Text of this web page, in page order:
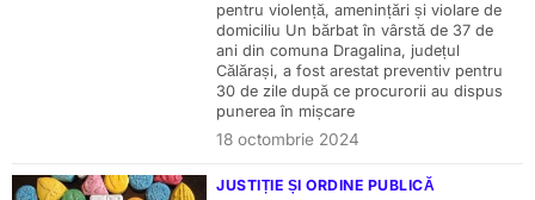
pentru violență, amenințări și violare de
domiciliu Un bărbat în vârstă de 37 de
ani din comuna Dragalina, județul
Călărași, a fost arestat preventiv pentru
30 de zile după ce procurorii au dispus
punerea în mișcare
18 octombrie 2024
JUSTIȚIE ȘI ORDINE PUBLICĂ